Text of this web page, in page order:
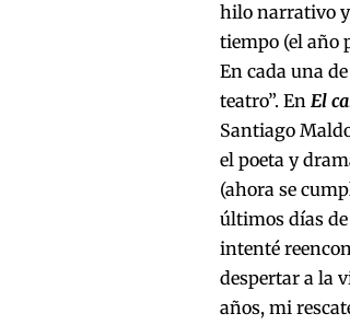
hilo narrativo y
tiempo (el año
En cada una
teatro”. En El
Santiago
el poeta y
(ahora se
últimos días de
intenté
despertar a la
años, mi